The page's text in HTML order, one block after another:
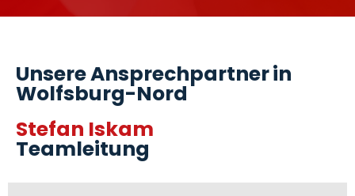
Unsere Ansprechpartner in
Wolfsburg-Nord
Stefan Iskam
Teamleitung